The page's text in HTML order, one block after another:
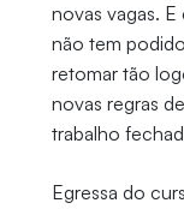
novas vagas.
não tem
retomar tão
novas regras
trabalho
Egressa do